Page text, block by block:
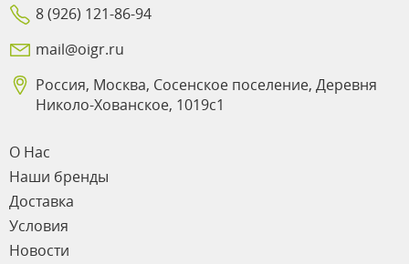
8 (926) 121-86-94
mail@oigr.ru
Россия, Москва, Сосенское поселение, Деревня
Николо-Хованское, 1019с1
О Нас
Наши бренды
Доставка
Условия
Новости